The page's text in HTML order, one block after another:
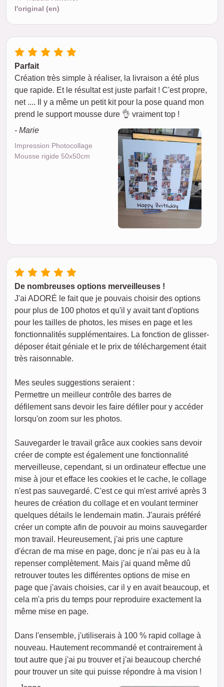
l'original (en)
Parfait
Création très simple à réaliser, la livraison a été plus
que rapide. Et le résultat est juste parfait ! C'est propre,
net .... Il y a même un petit kit pour la pose quand mon
prend le support mousse dure 👌 vraiment top !
- Marie
Impression Photocollage
Mousse rigide 50x50cm
De nombreuses options merveilleuses !
J'ai ADORÉ le fait que je pouvais choisir des options
pour plus de 100 photos et qu'il y avait tant d'options
pour les tailles de photos, les mises en page et les
fonctionnalités supplémentaires. La fonction de glisser-
déposer était géniale et le prix de téléchargement était
très raisonnable.
Mes seules suggestions seraient :
Permettre un meilleur contrôle des barres de
défilement sans devoir les faire défiler pour y accéder
lorsqu'on zoom sur les photos.
Sauvegarder le travail grâce aux cookies sans devoir
créer de compte est également une fonctionnalité
merveilleuse, cependant, si un ordinateur effectue une
mise à jour et efface les cookies et le cache, le collage
n'est pas sauvegardé. C'est ce qui m'est arrivé après 3
heures de création du collage et en voulant terminer
quelques détails le lendemain matin. J'aurais préféré
créer un compte afin de pouvoir au moins sauvegarder
mon travail. Heureusement, j'ai pris une capture
d'écran de ma mise en page, donc je n'ai pas eu à la
repenser complètement. Mais j'ai quand même dû
retrouver toutes les différentes options de mise en
page que j'avais choisies, car il y en avait beaucoup, et
cela m'a pris du temps pour reproduire exactement la
même mise en page.
Dans l'ensemble, j'utiliserais à 100 % rapid collage à
nouveau. Hautement recommandé et contrairement à
tout autre que j'ai pu trouver et j'ai beaucoup cherché
pour trouver un site qui puisse répondre à ma vision !